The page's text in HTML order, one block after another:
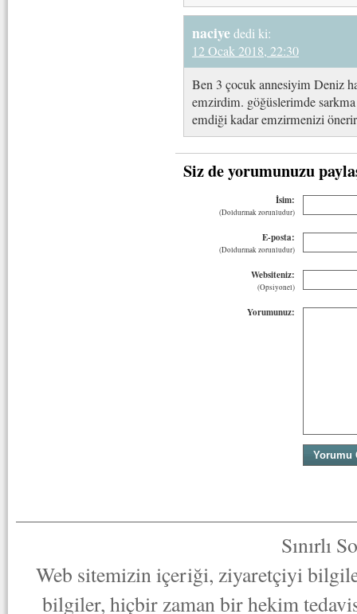
naciyededi ki:
12 Ocak 2018, 22:30
Ben 3 çocuk annesiyim Deniz
emzirdim. göğüslerimde
emdiği kadar emzirmenizi
Siz de yorumunuzu
İsim:
(Doldurmak zorunludur)
E-posta:
(Doldurmak zorunludur)
Websiteniz:
(Opsiyonel)
Yorumunuz:
Sınırlı
Web sitemizin içeriği, ziyaretçiyi
bilgiler, hiçbir zaman bir hekim